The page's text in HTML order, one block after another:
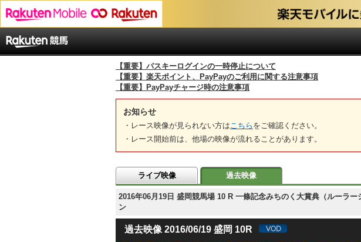
【重要】パスキーログインの一時停止について
【重要】楽天ポイント、PayPayのご利用に関する注意事項
【重要】PayPayチャージ時の注意事項
お知らせ
・レース映像が見られない方は こちら をご確認ください。
・レース開始前は、他場の映像が流れることがあります。
ライブ映像 過去映像
2016年06月19日 盛岡競馬場 10 R 一條記念みちのく大賞典（ルー
ン
過去映像 2016/06/19 盛岡 10R